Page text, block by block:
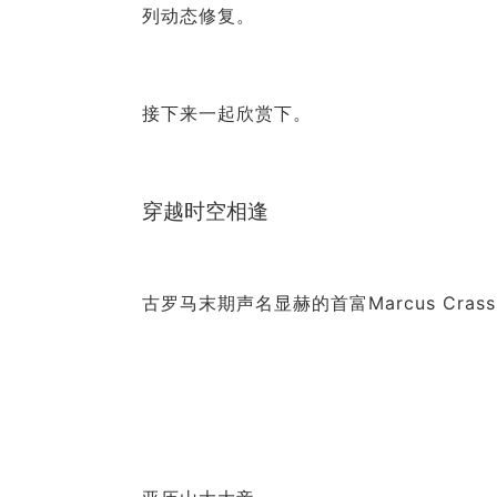
列动态修复。
接下来一起欣赏下。
穿越时空相逢
古罗马末期声名显赫的首富Marcus